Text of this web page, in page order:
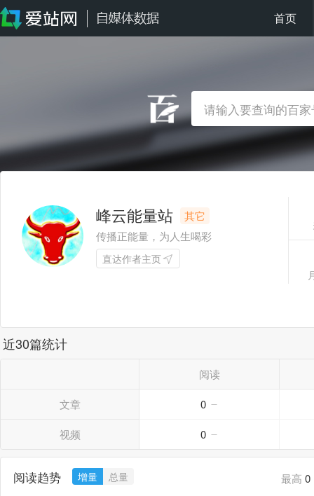
首页
峰云能量站
其它
传播正能量，为人生喝彩
直达作者主页
近30篇统计
阅读
文章 0
视频 0
阅读趋势 增量 总量 最高 0